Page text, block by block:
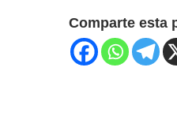
Comparte esta